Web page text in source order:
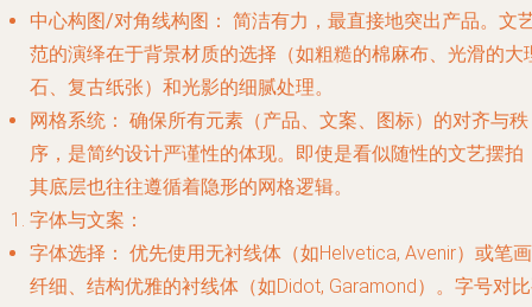
中心构图/对角线构图： 简洁有力，最直接地突出产品。文
范的演绎在于背景材质的选择（如粗糙的棉麻布、光滑的大
石、复古纸张）和光影的细腻处理。
网格系统： 确保所有元素（产品、文案、图标）的对齐与秩
序，是简约设计严谨性的体现。即使是看似随性的文艺摆拍
其底层也往往遵循着隐形的网格逻辑。
字体与文案：
字体选择： 优先使用无衬线体（如Helvetica, Avenir）或笔画
纤细、结构优雅的衬线体（如Didot, Garamond）。字号对